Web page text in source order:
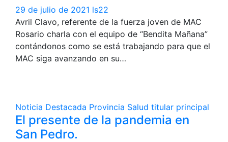
29 de julio de 2021 ls22
Avril Clavo, referente de la fuerza joven de MAC
Rosario charla con el equipo de “Bendita Mañana”
contándonos como se está trabajando para que el
MAC siga avanzando en su…
Noticia Destacada Provincia Salud titular principal
El presente de la pandemia en
San Pedro.